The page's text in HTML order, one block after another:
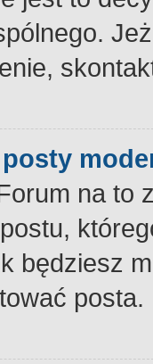
na to
będziesz
posta.